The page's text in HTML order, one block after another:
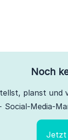
Noch
planst und
Social-Media-
Jetzt